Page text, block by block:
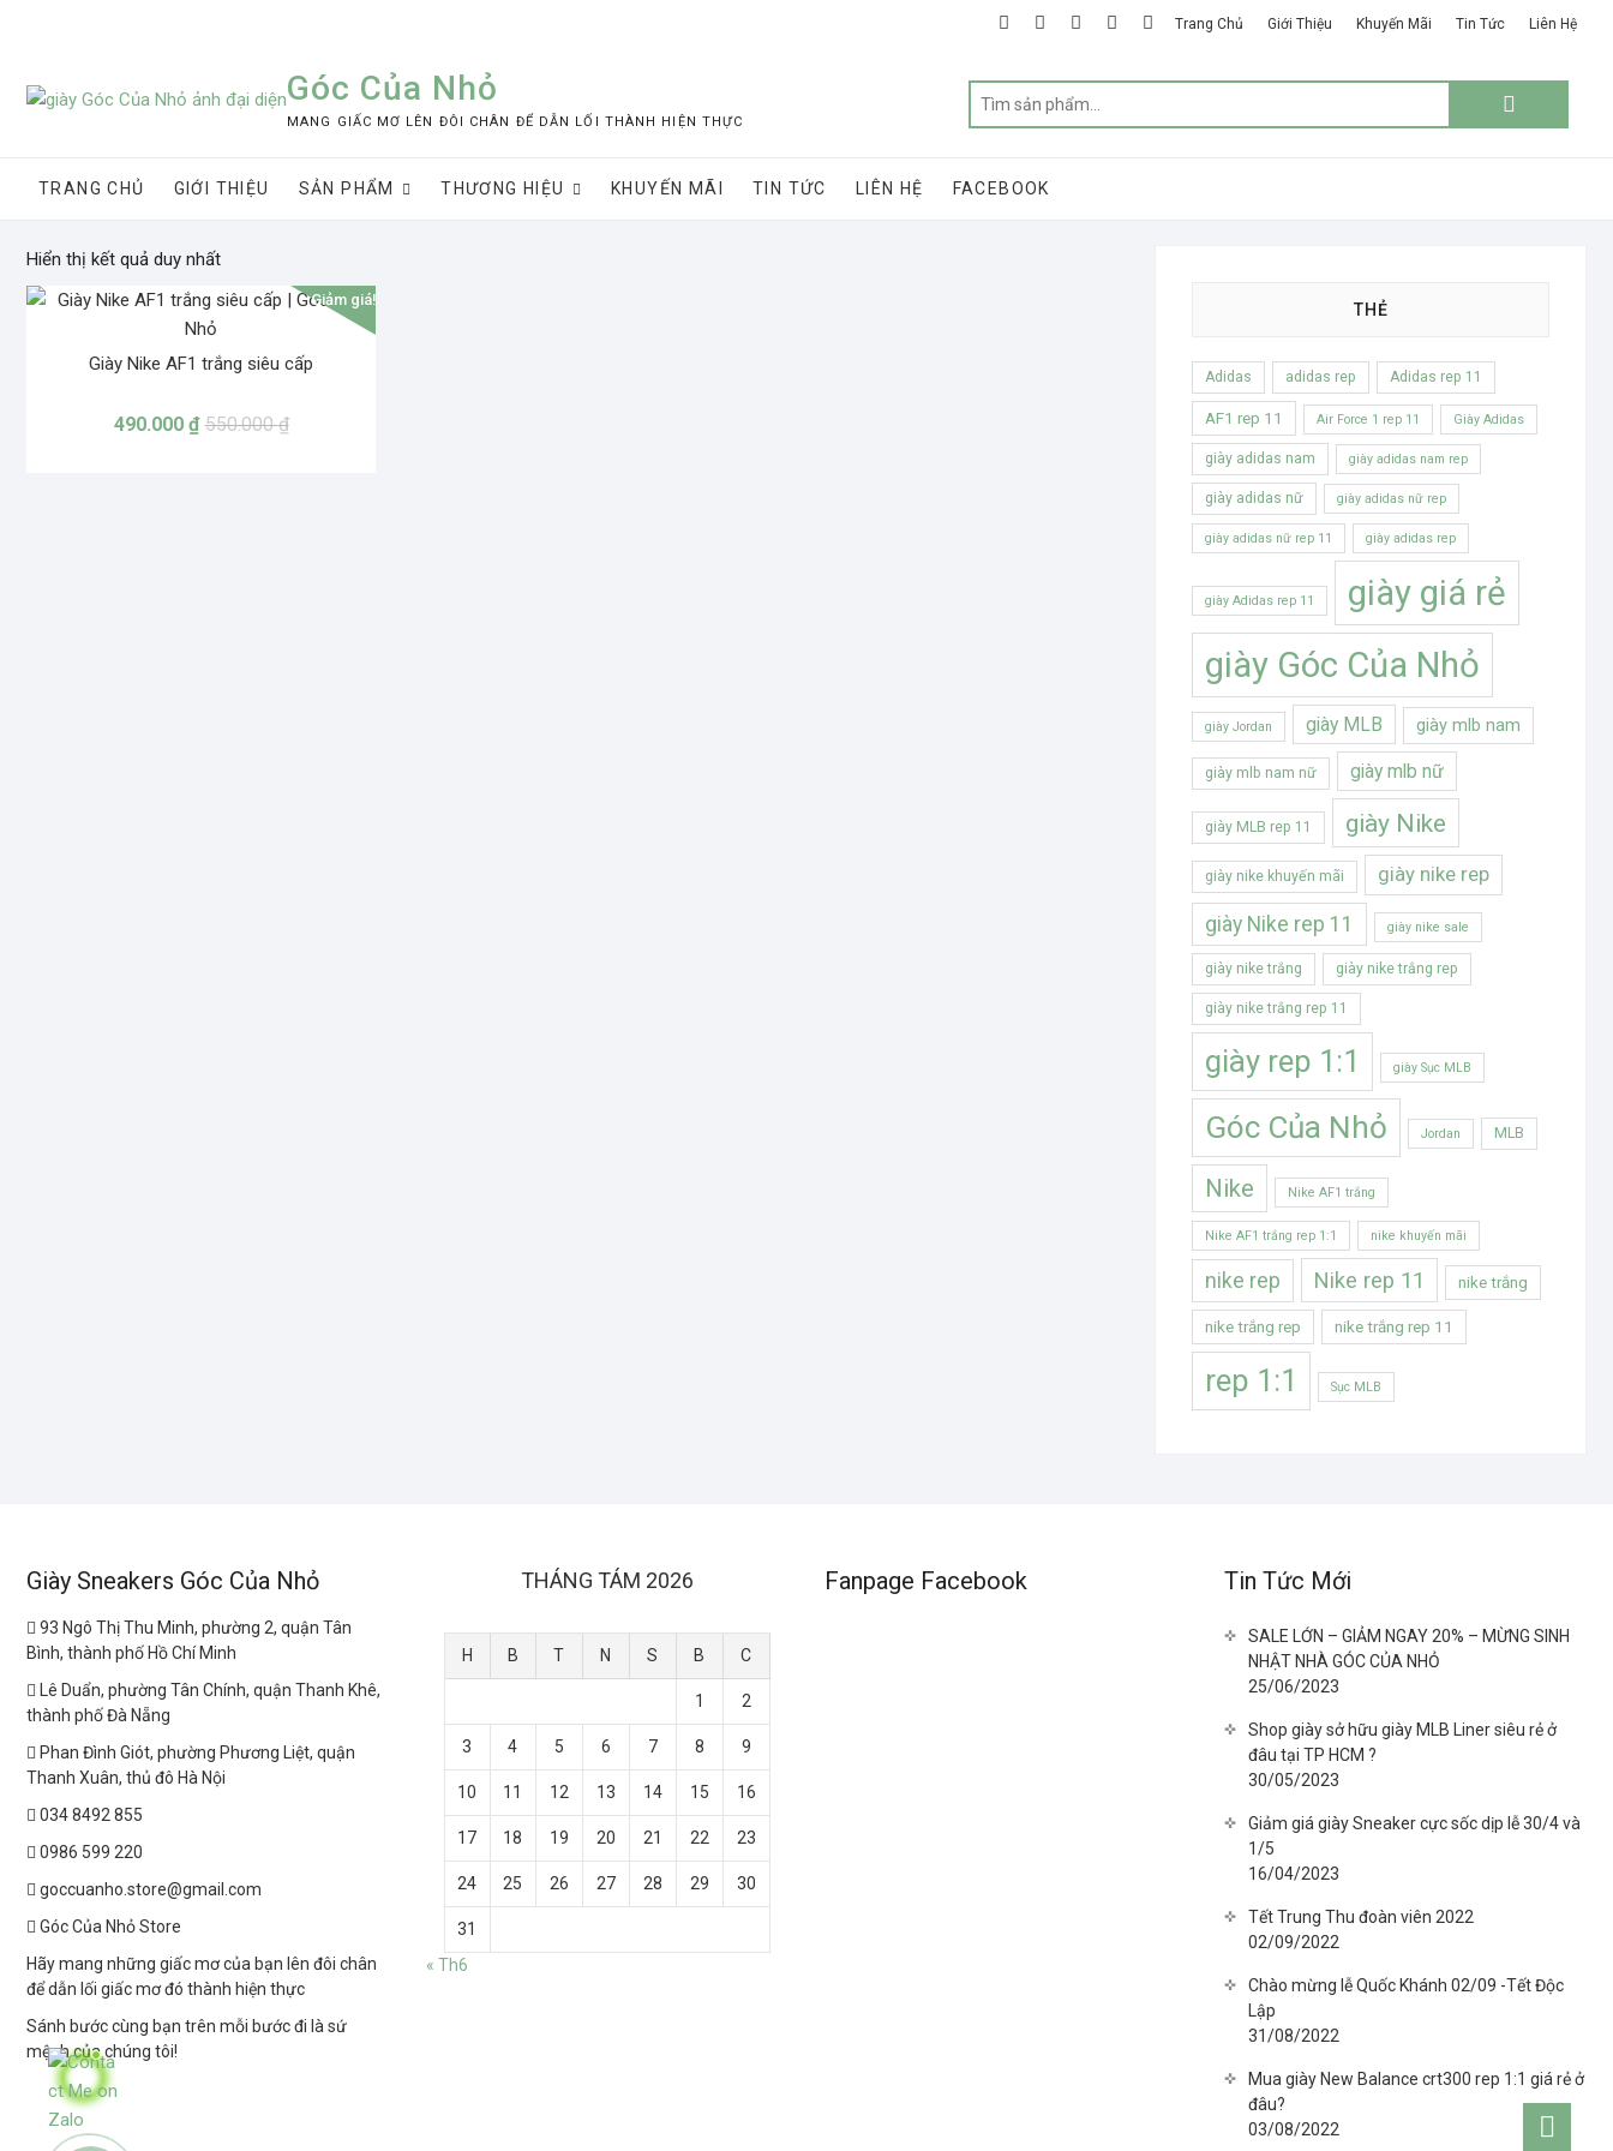
facebook
twittergoogleinstagram
linkedin
Trang Chủ Giới Thiệu Khuyến Mãi Tin Tức Liên Hệ
Góc Của Nhỏ
MANG GIẤC MƠ LÊN ĐÔI CHÂN ĐỂ DẪN LỐI THÀNH HIỆN THỰC
TRANG CHỦ GIỚI THIỆU SẢN PHẨM THƯƠNG HIỆU KHUYẾN MÃI TIN TỨC LIÊN HỆ FACEBOOK
Hiển thị kết quả duy nhất
Giảm giá!
Giày Nike AF1 trắng siêu cấp
550.000₫
490.000 ₫
THẺ
Adidas adidas rep Adidas rep 11
AF1 rep 11 Air Force 1 rep 11 Giày Adidas
giày adidas nam giày adidas nam rep
giày adidas nữ giày adidas nữ rep
giày adidas nữ rep 11 giày adidas rep
giày Adidas rep 11
giày giá rẻ
giày Góc Của Nhỏ
giày Jordan giày MLB giày mlb nam
giày mlb nam nữ giày mlb nữ
giày MLB rep 11 giày Nike
giày nike khuyến mãi giày nike rep
giày Nike rep 11 giày nike sale
giày nike trắng giày nike trắng rep
giày nike trắng rep 11
giày rep 1:1 giày Sục MLB
Góc Của Nhỏ Jordan MLB
Nike Nike AF1 trắng
Nike AF1 trắng rep 1:1 nike khuyến mãi
nike rep Nike rep 11 nike trắng
nike trắng rep nike trắng rep 11
rep 1:1 Sục MLB
Giày Sneakers Góc Của Nhỏ
93 Ngô Thị Thu Minh, phường 2, quận Tân
Bình, thành phố Hồ Chí Minh
Lê Duẩn, phường Tân Chính, quận Thanh Khê,
thành phố Đà Nẵng
Phan Đình Giót, phường Phương Liệt, quận
Thanh Xuân, thủ đô Hà Nội
034 8492 855
0986 599 220
goccuanho.store@gmail.com
Góc Của Nhỏ Store
Hãy mang những giấc mơ của bạn lên đôi chân
để dẫn lối giấc mơ đó thành hiện thực
Sánh bước cùng bạn trên mỗi bước đi là sứ
mệnh của chúng tôi!
THÁNG TÁM 2026
H B T N S B C
1 2
3 4 5 6 7 8 9
10 11 12 13 14 15 16
17 18 19 20 21 22 23
24 25 26 27 28 29 30
31
« Th6
Fanpage Facebook Tin Tức Mới
SALE LỚN – GIẢM NGAY 20% – MỪNG SINH
NHẬT NHÀ GÓC CỦA NHỎ
25/06/2023
Shop giày sở hữu giày MLB Liner siêu rẻ ở
đâu tại TP HCM ?
30/05/2023
Giảm giá giày Sneaker cực sốc dịp lễ 30/4 và
1/5
16/04/2023
Tết Trung Thu đoàn viên 2022
02/09/2022
Chào mừng lễ Quốc Khánh 02/09 -Tết Độc
Lập
31/08/2022
Mua giày New Balance crt300 rep 1:1 giá rẻ ở
đâu?
03/08/2022
Go
to